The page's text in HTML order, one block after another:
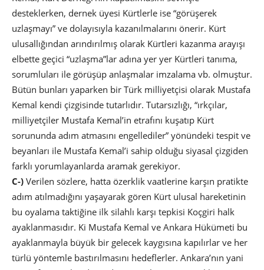
desteklerken, dernek üyesi Kürtlerle ise “görüşerek
uzlaşmayı” ve dolayısıyla kazanılmalarını önerir. Kürt
ulusallığından arındırılmış olarak Kürtleri kazanma arayışı
elbette geçici “uzlaşma”lar adına yer yer Kürtleri tanıma,
sorumluları ile görüşüp anlaşmalar imzalama vb. olmuştur.
Bütün bunları yaparken bir Türk milliyetçisi olarak Mustafa
Kemal kendi çizgisinde tutarlıdır. Tutarsızlığı, “ırkçılar,
milliyetçiler Mustafa Kemal’in etrafını kuşatıp Kürt
sorununda adım atmasını engellediler” yönündeki tespit ve
beyanları ile Mustafa Kemal’i sahip olduğu siyasal çizgiden
farklı yorumlayanlarda aramak gerekiyor.
C-) Verilen sözlere, hatta özerklik vaatlerine karşın pratikte
adım atılmadığını yaşayarak gören Kürt ulusal hareketinin
bu oyalama taktiğine ilk silahlı karşı tepkisi Koçgiri halk
ayaklanmasıdır. Ki Mustafa Kemal ve Ankara Hükümeti bu
ayaklanmayla büyük bir gelecek kaygısına kapılırlar ve her
türlü yöntemle bastırılmasını hedeflerler. Ankara’nın yani